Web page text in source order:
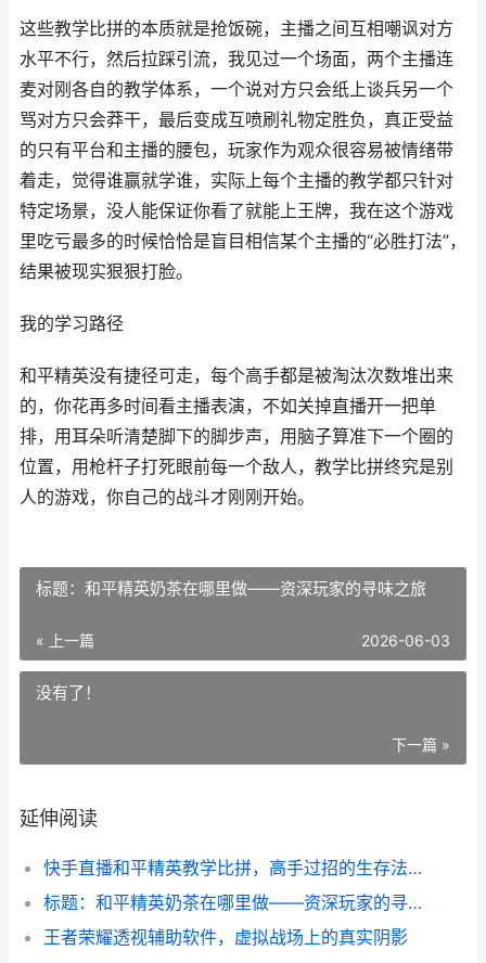
这些教学比拼的本质就是抢饭碗，主播之间互相嘲讽对方
水平不行，然后拉踩引流，我见过一个场面，两个主播连
麦对刚各自的教学体系，一个说对方只会纸上谈兵另一个
骂对方只会莽干，最后变成互喷刷礼物定胜负，真正受益
的只有平台和主播的腰包，玩家作为观众很容易被情绪带
着走，觉得谁赢就学谁，实际上每个主播的教学都只针对
特定场景，没人能保证你看了就能上王牌，我在这个游戏
里吃亏最多的时候恰恰是盲目相信某个主播的“必胜打法”，
结果被现实狠狠打脸。
我的学习路径
和平精英没有捷径可走，每个高手都是被淘汰次数堆出来
的，你花再多时间看主播表演，不如关掉直播开一把单
排，用耳朵听清楚脚下的脚步声，用脑子算准下一个圈的
位置，用枪杆子打死眼前每一个敌人，教学比拼终究是别
人的游戏，你自己的战斗才刚刚开始。
标题：和平精英奶茶在哪里做——资深玩家的寻味之旅
« 上一篇 2026-06-03
没有了！
下一篇 »
延伸阅读
快手直播和平精英教学比拼，高手过招的生存法则
标题：和平精英奶茶在哪里做——资深玩家的寻味之旅
王者荣耀透视辅助软件，虚拟战场上的真实阴影